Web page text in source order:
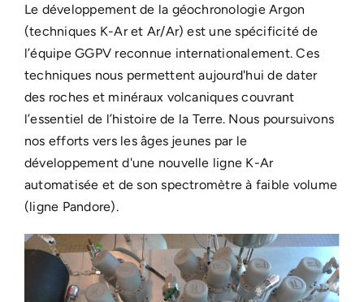
Le développement de la géochronologie Argon
(techniques K-Ar et Ar/Ar) est une spécificité de
l’équipe GGPV reconnue internationalement. Ces
techniques nous permettent aujourd'hui de dater
des roches et minéraux volcaniques couvrant
l’essentiel de l’histoire de la Terre. Nous poursuivons
nos efforts vers les âges jeunes par le
développement d'une nouvelle ligne K-Ar
automatisée et de son spectromètre à faible volume
(ligne Pandore).